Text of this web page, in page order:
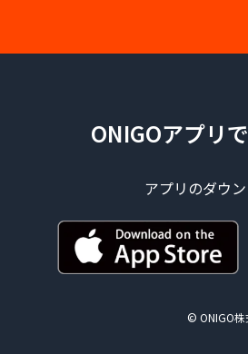
ONIGOアプリ
アプリのダウ
© ONIGO